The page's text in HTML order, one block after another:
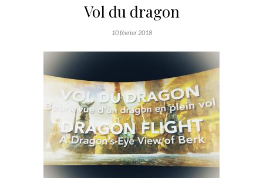
Vol du dragon
10 février 2018